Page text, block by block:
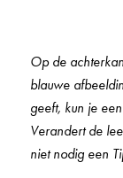
Op de
blauwe
geeft, kun je
Verandert de
niet nodig een